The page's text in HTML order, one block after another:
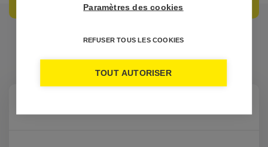
Paramètres des cookies
REFUSER TOUS LES COOKIES
TOUT AUTORISER
QUESTIONSFRÉQUENTES